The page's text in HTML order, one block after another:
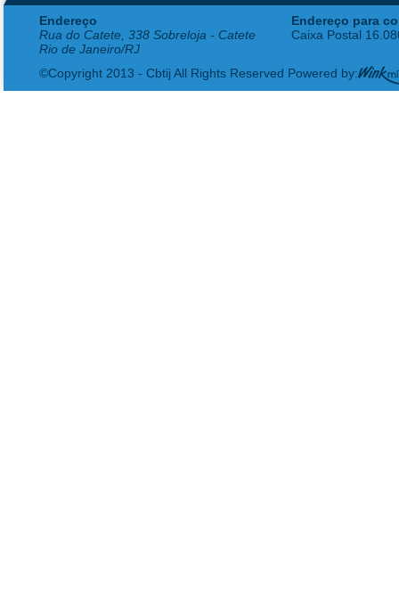
Endereço
Rua do Catete, 338 Sobreloja - Catete
Rio de Janeiro/RJ
Endereço para
Caixa Postal
©Copyright 2013 - Cbtij All Rights Reserved Powered by: